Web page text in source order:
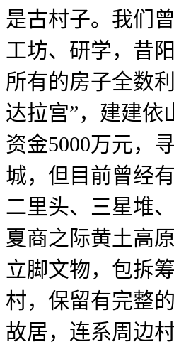
是古村子。我们
工坊、研学，昔
所有的房子全数
达拉宫”，建建依
资金5000万元，
城，但目前曾经
二里头、三星堆
夏商之际黄土高
立脚文物，包拆
村，保留有完整
故居，连系周边